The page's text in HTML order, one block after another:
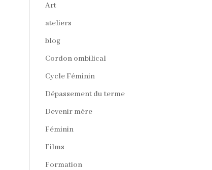
Art
ateliers
blog
Cordon ombilical
Cycle Féminin
Dépassement du terme
Devenir mère
Féminin
Films
Formation